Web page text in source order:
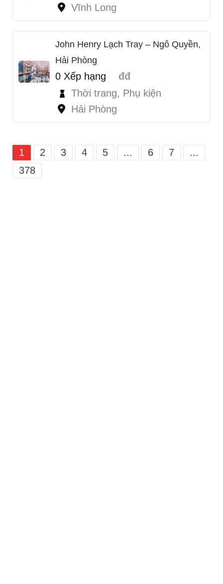
Vĩnh Long
John Henry Lạch Tray – Ngô Quyền,
Hải Phòng
0 Xếp hạng
đđ
Thời trang, Phụ kiện
Hải Phòng
1 2 3 4 5 ... 6 7
...
378